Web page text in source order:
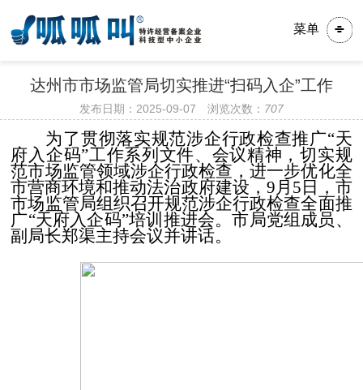
菜单
达州市市场监管局切实推进“扫码入企”工作
发布日期：2025-09-07 浏览次数： 707
为了贯彻落实规范涉企行政检查推广“天
府入企码”工作系列文件、会议精神，切实规
范市场监管领域涉企行政检查，进一步优化全
市营商环境和推动法治政府建设，9月5日，市
市场监管局组织召开规范涉企行政检查全面推
广“天府入企码”培训推进会。市局党组成员、
副局长郑渠主持会议并讲话。